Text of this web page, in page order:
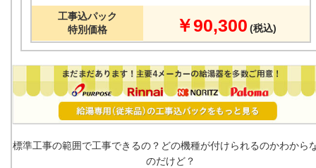
工事込パック
特別価格
￥90,300 (税込)
標準工事の範囲で工事できるの？どの機種が付けられるのかわから
のだけど？